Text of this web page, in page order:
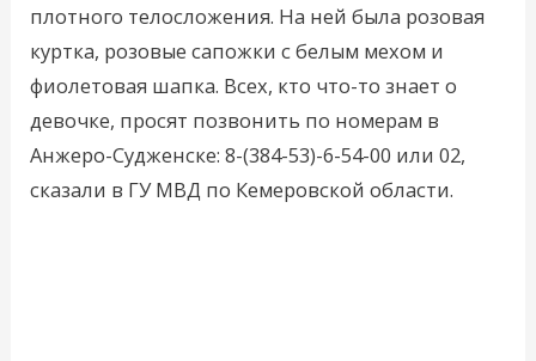
плотного телосложения. На ней была розовая
куртка, розовые сапожки с белым мехом и
фиолетовая шапка. Всех, кто что-то знает о
девочке, просят позвонить по номерам в
Анжеро-Судженске: 8-(384-53)-6-54-00 или 02,
сказали в ГУ МВД по Кемеровской области.